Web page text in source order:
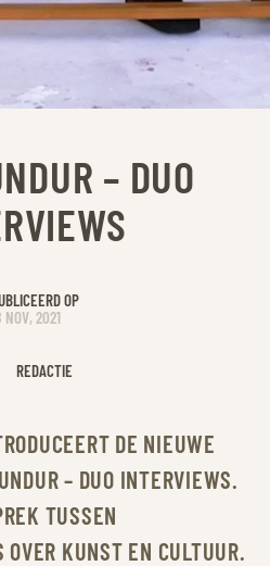
– DUO
OP
NOV, 2021
REDACTIE
DE NIEUWE
– DUO INTERVIEWS.
TUSSEN
OVER KUNST EN CULTUUR.